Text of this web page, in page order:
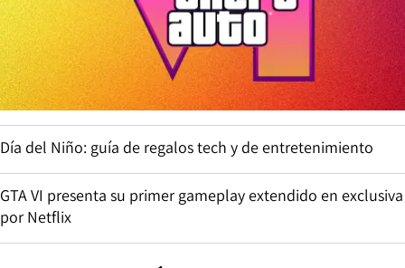
Día del Niño: guía de regalos tech y de entretenimiento
GTA VI presenta su primer gameplay extendido en exclusiva
por Netflix